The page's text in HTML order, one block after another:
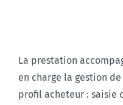
La prestation
en charge la gestion
profil acheteur : saisie